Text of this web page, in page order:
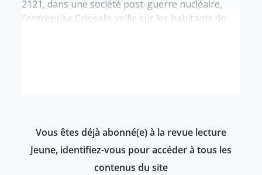
2121, dans une société post-guerre nucléaire,
l'entreprise Criosalis veille sur les habitants de
Vous êtes déjà abonné(e) à la revue lecture
Jeune, identifiez-vous pour accéder à tous les
contenus du site